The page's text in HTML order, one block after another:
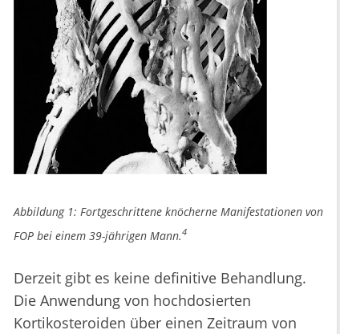
Abbildung 1: Fortgeschrittene knöcherne Manifestationen von
FOP bei einem 39-jährigen Mann.4
Derzeit gibt es keine definitive Behandlung.
Die Anwendung von hochdosierten
Kortikosteroiden über einen Zeitraum von